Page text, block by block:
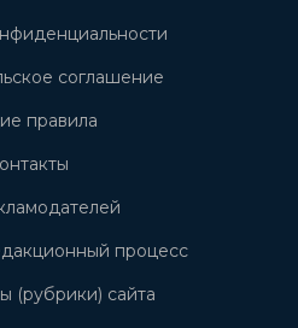
соглашение
правила
процесс
(рубрики) сайта